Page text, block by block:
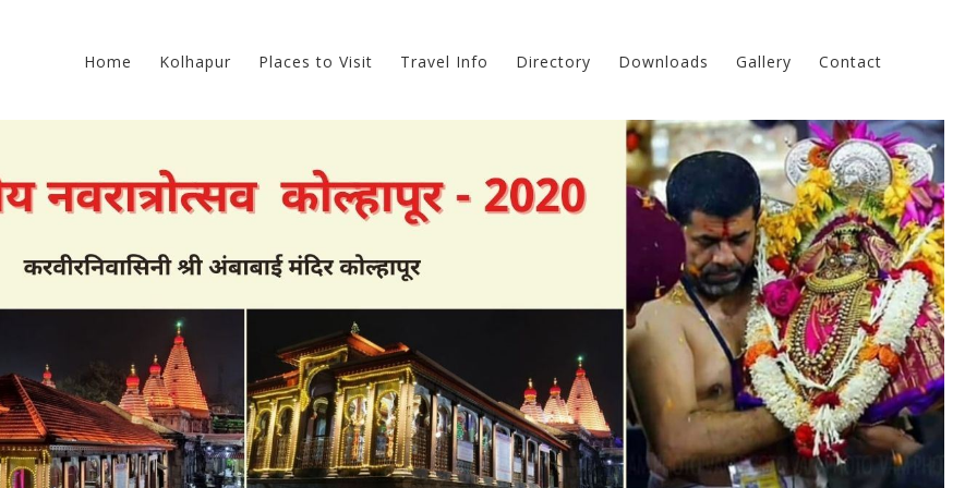
Home Kolhapur Places to Visit Travel Info Directory Downloads Gallery Contact